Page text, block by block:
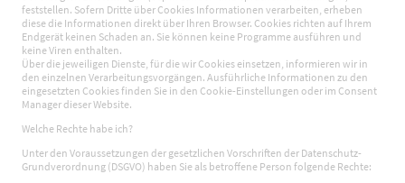
feststellen. Sofern Dritte über Cookies Informationen verarbeiten, erheben
diese die Informationen direkt über Ihren Browser. Cookies richten auf Ihrem
Endgerät keinen Schaden an. Sie können keine Programme ausführen und
keine Viren enthalten.
Über die jeweiligen Dienste, für die wir Cookies einsetzen, informieren wir in
den einzelnen Verarbeitungsvorgängen. Ausführliche Informationen zu den
eingesetzten Cookies finden Sie in den Cookie-Einstellungen oder im Consent
Manager dieser Website.
Welche Rechte habe ich?
Unter den Voraussetzungen der gesetzlichen Vorschriften der Datenschutz-
Grundverordnung (DSGVO) haben Sie als betroffene Person folgende Rechte: